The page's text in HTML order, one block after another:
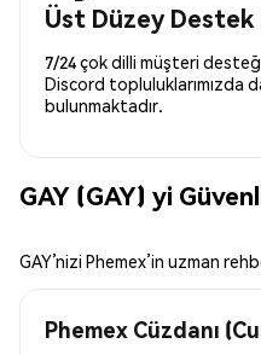
Üst Düzey Destek
7/24 çok dilli müşteri
Discord topluluklarımızda
bulunmaktadır.
GAY (GAY) yi
GAY’nizi Phemex’in uzman
Phemex Cüzdanı